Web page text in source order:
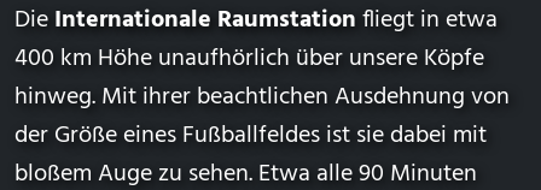
DieInternationale Raumstationfliegt in etwa
400 km Höhe unaufhörlich über unsere Köpfe
hinweg. Mit ihrer beachtlichen Ausdehnung von
der Größe eines Fußballfeldes ist sie dabei mit
bloßem Auge zu sehen. Etwa alle 90 Minuten